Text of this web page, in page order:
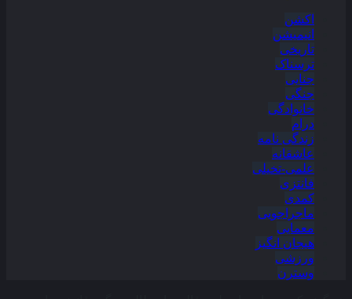
اکشن
انیمیشن
تاریخی
ترسناک
جنایی
جنگی
خانوادگی
درام
زندگی نامه
عاشقانه
علمی-تخیلی
فانتزی
کمدی
ماجراجویی
معمایی
هیجان انگیز
ورزشی
وسترن